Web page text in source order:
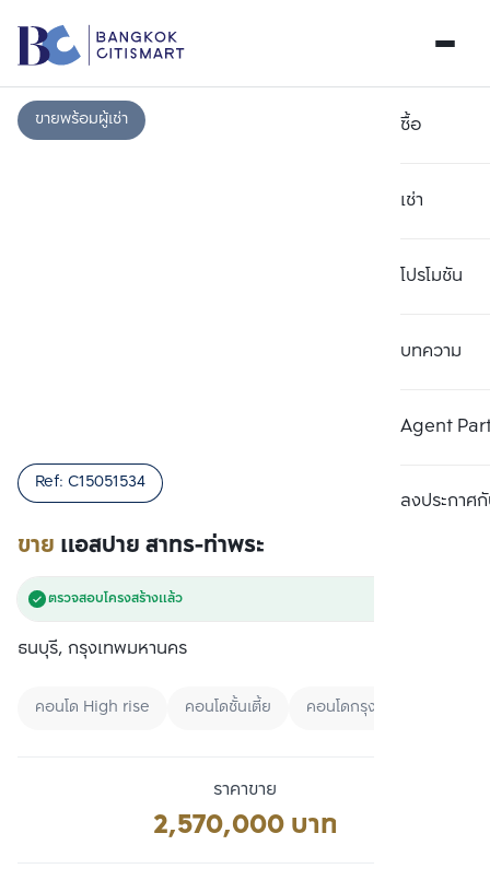
ซื้อ
เช่า
โปรโมชัน
บทความ
Agent
ลงประกาศกั
ขายพร้อมผู้เช่า
ขาย แอสปาย สาทร-ท่าพระ
Ref: C15051534
ตรวจสอบโครงสร้างแล้ว
ธนบุรี, กรุงเทพมหานคร
คอนโด High rise คอนโดชั้นเตี้ย คอนโดกรุงเทพ
ราคาขาย
2,570,000 บาท